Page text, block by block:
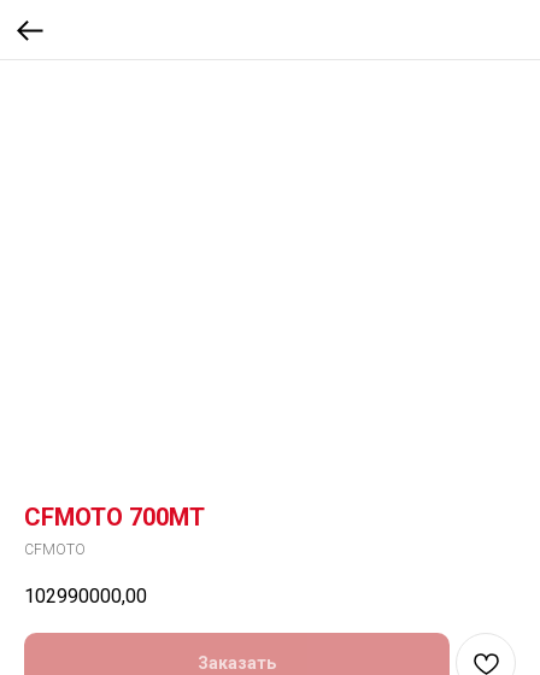
CFMOTO 700MT
CFMOTO
102990000,00
Заказать